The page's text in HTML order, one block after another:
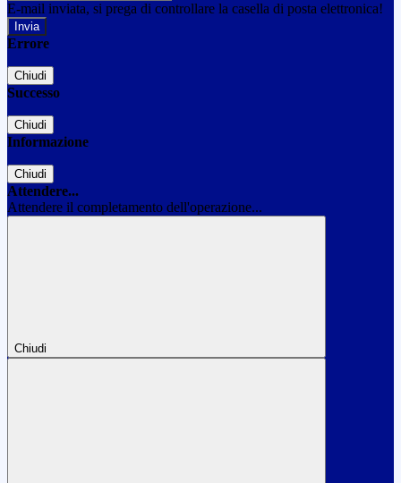
E-mail inviata, si prega di controllare la casella di posta elettronica!
Errore
Chiudi
Successo
Chiudi
Informazione
Chiudi
Attendere...
Attendere il completamento dell'operazione...
Chiudi